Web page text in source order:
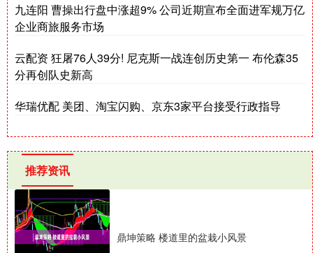
九连阳 曹操出行盘中涨超9% 公司近期宣布全面进军规万亿
企业商旅服务市场
云配资 狂屠76人39分! 尼克斯一战连创历史第一 布伦森35
分再创队史新高
华瑞优配 美团、淘宝闪购、京东3家平台接受行政指导
推荐资讯
鼎坤策略 楼道里的盆栽小风景